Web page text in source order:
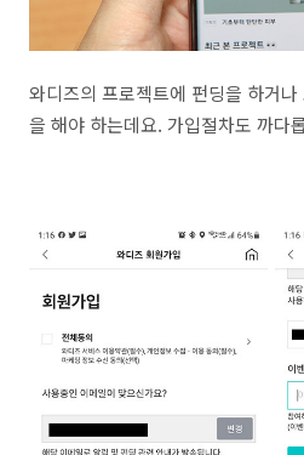
와디즈의 프로젝트에 펀딩을 하거
을 해야 하는데요. 가입절차도 까다